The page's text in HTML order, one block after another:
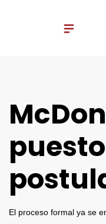
El proceso formal ya se